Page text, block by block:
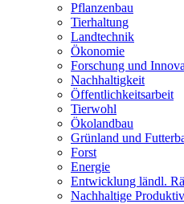
Pflanzenbau
Tierhaltung
Landtechnik
Ökonomie
Forschung und
Nachhaltigkeit
Öffentlichkeitsarbeit
Tierwohl
Ökolandbau
Grünland und
Forst
Energie
Entwicklung ländl.
Nachhaltige